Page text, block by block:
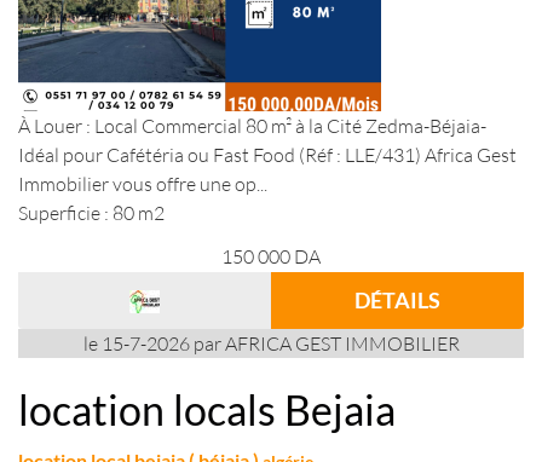
À Louer : Local Commercial 80 m² à la Cité Zedma-Béjaia-
Idéal pour Cafétéria ou Fast Food (Réf : LLE/431) Africa Gest
Immobilier vous offre une op...
Superficie : 80 m2
150 000 DA
DÉTAILS
le 15-7-2026 par AFRICA GEST IMMOBILIER
location locals Bejaia